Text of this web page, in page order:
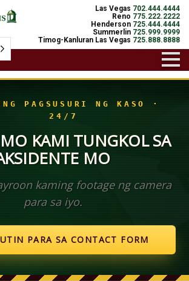
Las Vegas 702.444.4444
Reno 775.222.2222
Henderson 725.444.4444
Summerlin 725.999.9999
Timog-Kanluran Las Vegas 725.888.8888
PAGSUSURI NG KASO ·
24/7
KAMI TUNGKOL SA
MO
kaming footage ng camera
para sa iyo.
PARA SA CONTACT FORM